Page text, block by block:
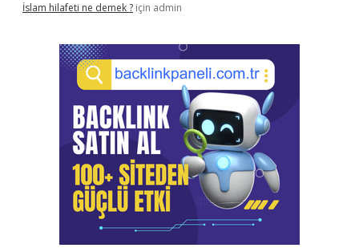
İslam hilafeti ne demek ? için admin